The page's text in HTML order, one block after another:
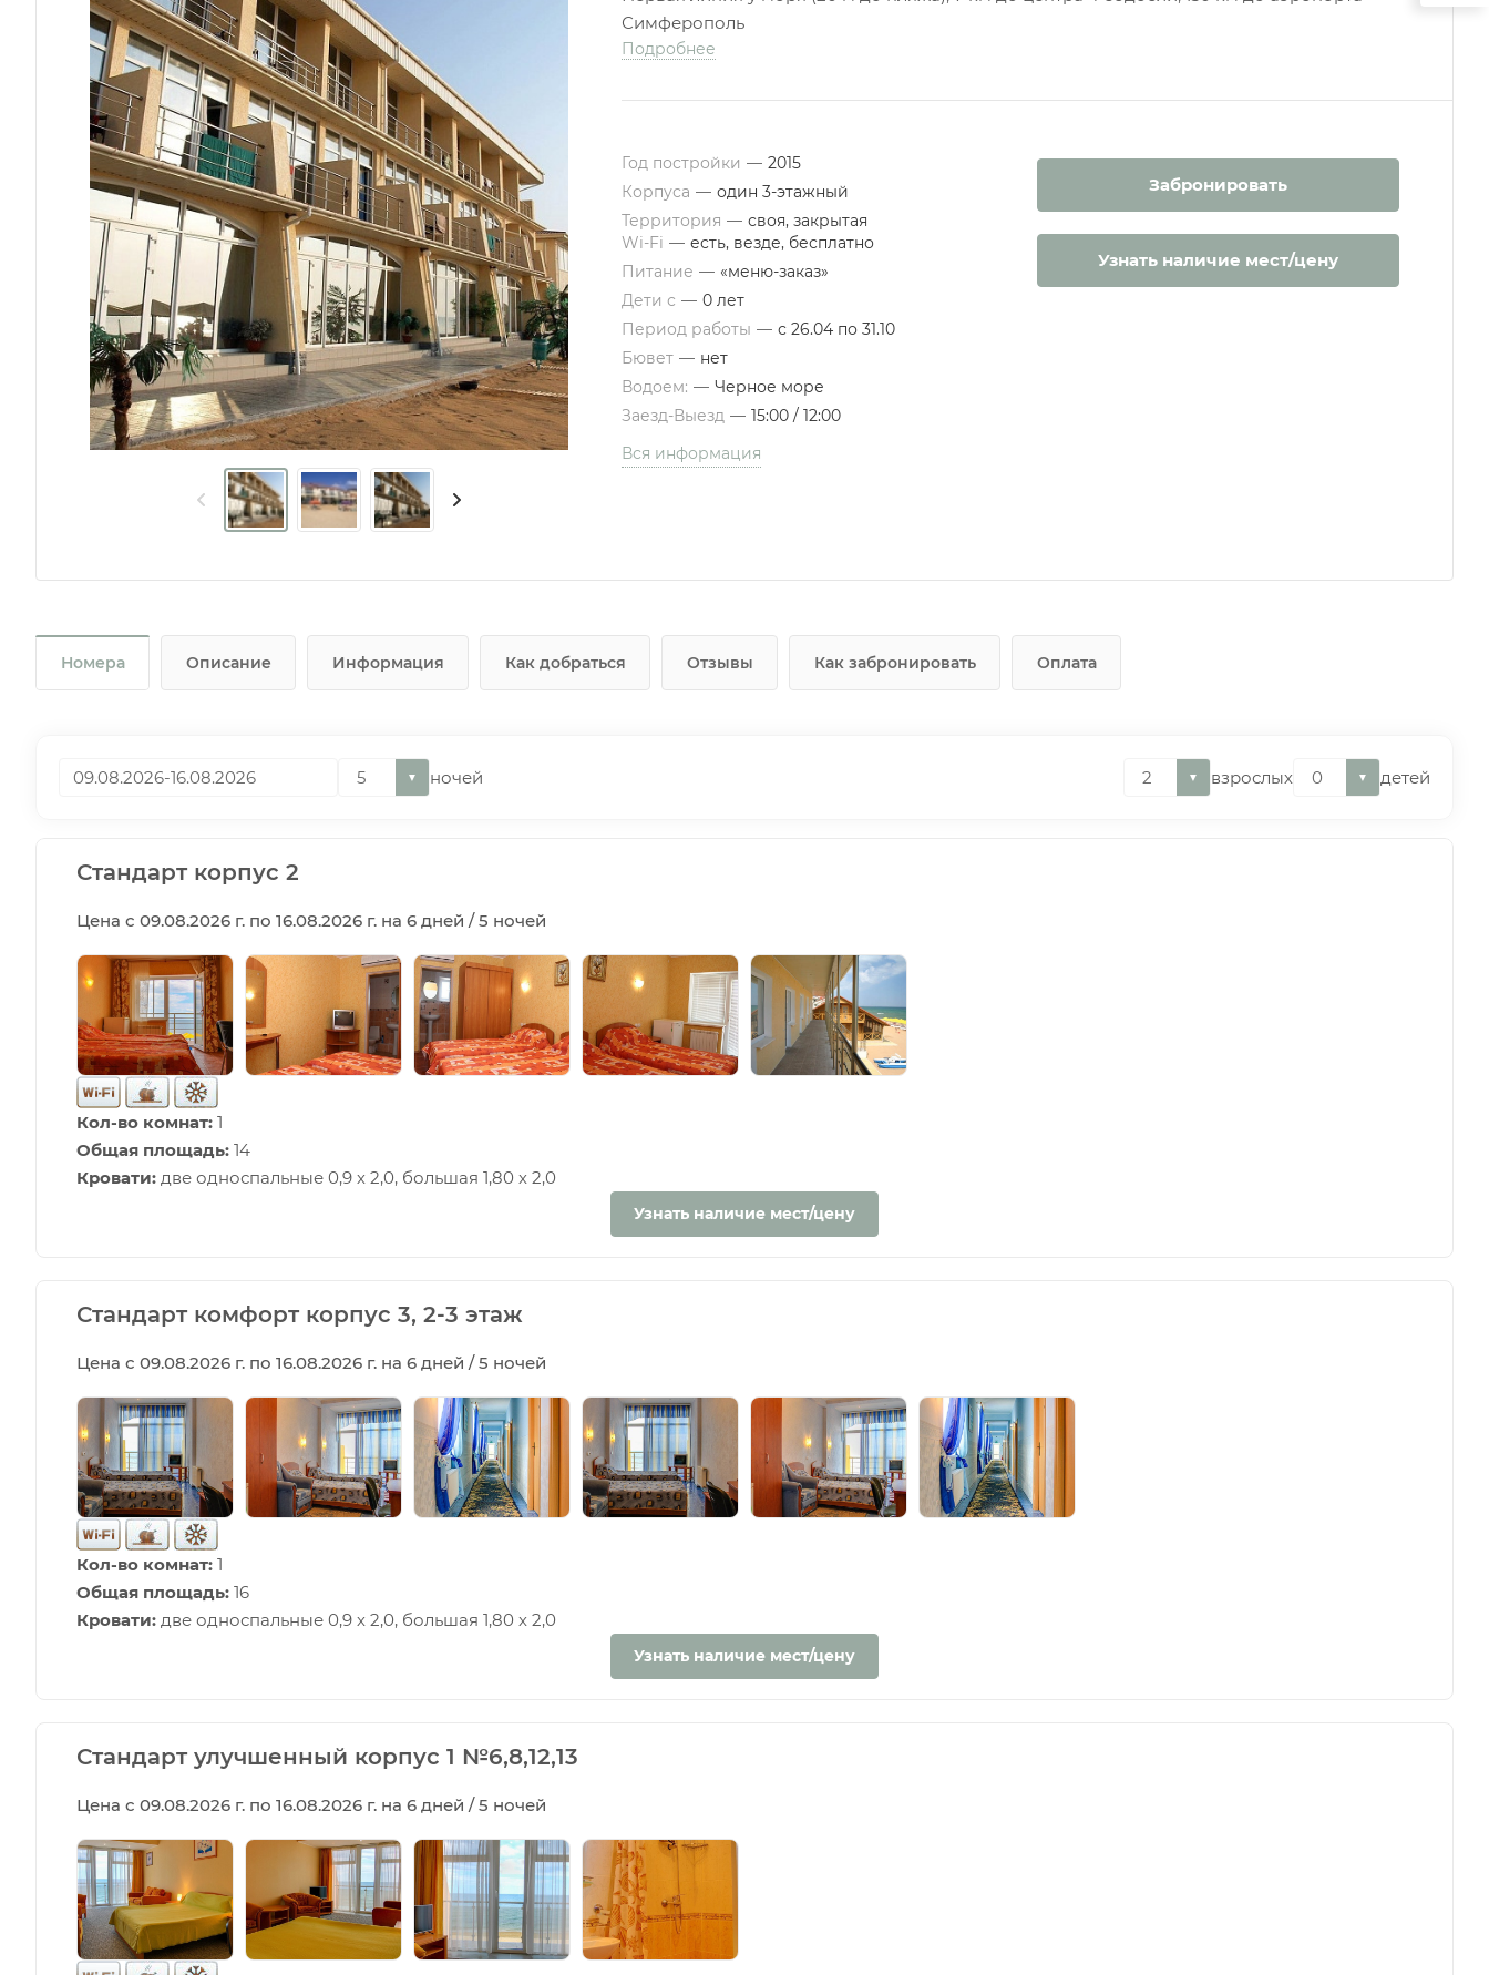
Симферополь
Подробнее
Год постройки — 2015
Корпуса — один 3-этажный
Территория — своя, закрытая
Wi-Fi — есть, везде, бесплатно
Питание — «меню-заказ»
Дети с — 0 лет
Период работы — с 26.04 по 31.10
Бювет — нет
Водоем: — Черное море
Заезд-Выезд — 15:00 / 12:00
Вся информация
Забронировать
Узнать наличие мест/цену
Номера Описание Информация Как добраться Отзывы Как забронировать Оплата
▼ ночей ▼ взрослых ▼ детей
Стандарт корпус 2
Цена с 09.08.2026 г. по 16.08.2026 г. на 6 дней / 5 ночей
Кол-во комнат: 1
Общая площадь: 14
Кровати: две односпальные 0,9 х 2,0, большая 1,80 х 2,0
Узнать наличие мест/цену
Стандарт комфорт корпус 3, 2-3 этаж
Цена с 09.08.2026 г. по 16.08.2026 г. на 6 дней / 5 ночей
Кол-во комнат: 1
Общая площадь: 16
Кровати: две односпальные 0,9 х 2,0, большая 1,80 х 2,0
Узнать наличие мест/цену
Стандарт улучшенный корпус 1 №6,8,12,13
Цена с 09.08.2026 г. по 16.08.2026 г. на 6 дней / 5 ночей